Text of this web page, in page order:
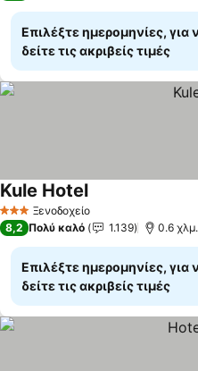
Επιλέξτε ημερομηνίες, για
δείτε τις ακριβείς τιμές
3 ΑστέριαΞενοδοχείο
Kule Hotel
8,2 Πολύ καλό 1.139 0.6
Επιλέξτε ημερομηνίες, για
δείτε τις ακριβείς τιμές